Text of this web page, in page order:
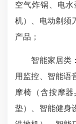
空气炸锅、电
机）、电动剃须
产品；
智能家居类：
用监控、智能语
摩椅（含按摩
垫）、智能健身